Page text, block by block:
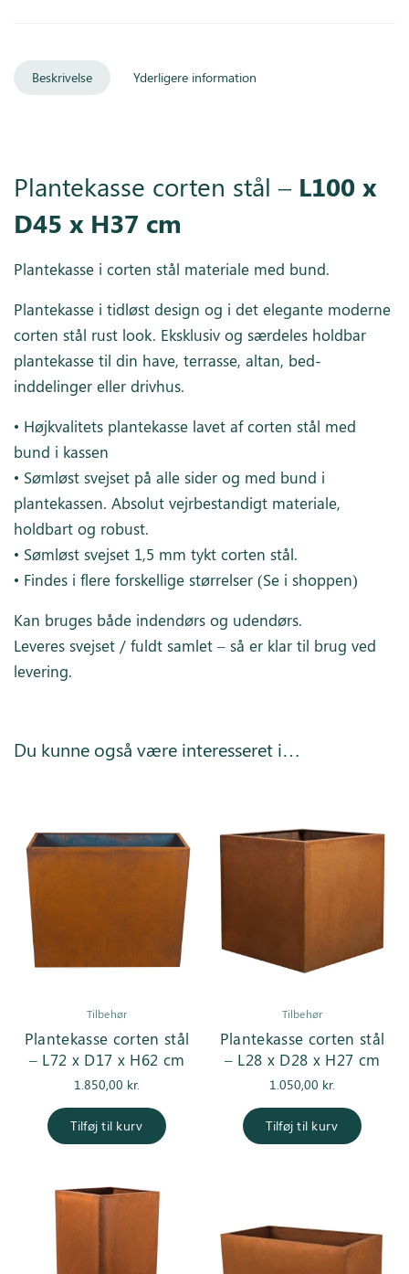
Beskrivelse Yderligere information
Plantekasse corten stål – L100 x
D45 x H37 cm
Plantekasse i corten stål materiale med bund.
Plantekasse i tidløst design og i det elegante moderne
corten stål rust look. Eksklusiv og særdeles holdbar
plantekasse til din have, terrasse, altan, bed-
inddelinger eller drivhus.
• Højkvalitets plantekasse lavet af corten stål med
bund i kassen
• Sømløst svejset på alle sider og med bund i
plantekassen. Absolut vejrbestandigt materiale,
holdbart og robust.
• Sømløst svejset 1,5 mm tykt corten stål.
• Findes i flere forskellige størrelser (Se i shoppen)
Kan bruges både indendørs og udendørs.
Leveres svejset / fuldt samlet – så er klar til brug ved
levering.
Du kunne også være interesseret i…
Tilbehør
Plantekasse corten stål
– L72 x D17 x H62 cm
1.850,00 kr.
Tilføj til kurv
Tilbehør
Plantekasse corten stål
– L28 x D28 x H27 cm
1.050,00 kr.
Tilføj til kurv